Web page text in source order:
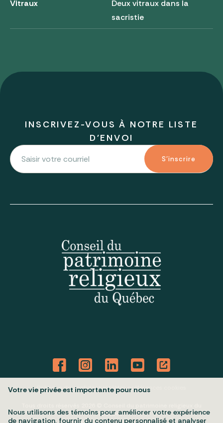
Vitraux
Deux vitraux dans la
sacristie
INSCRIVEZ-VOUS À NOTRE LISTE
D'ENVOI
S'inscrire
Politique de confidentialité Mes préférences cookies
Québec
Votre vie privée est importante pour nous
Nous utilisons des témoins pour améliorer votre expérience
de navigation, fournir du contenu personnalisé et analyser